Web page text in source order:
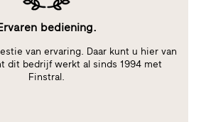
bediening.
van ervaring. Daar kunt u hier van
dit bedrijf werkt al sinds 1994 met
Finstral.